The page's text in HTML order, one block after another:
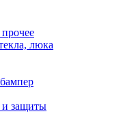
люка
и защиты